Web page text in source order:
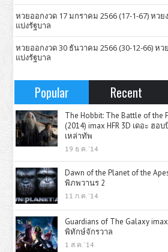
หวยออกงวด 17 มกราคม 2566 (17-1-67) หว
แบ่งรัฐบาล
หวยออกงวด 30 ธันวาคม 2566 (30-12-66) ห
แบ่งรัฐบาล
Popular Recent
The Hobbit: The Battle of the
(2014) imax HFR 3D เดอะ ฮอ
เหล่าทัพ
19 ธ.ค. '14
Dawn of the Planet of the
พิภพวานร 2
11 ก.ค. '14
Guardians of The Galaxy
พิทักษ์จักรวาล
1 ส.ค. '14